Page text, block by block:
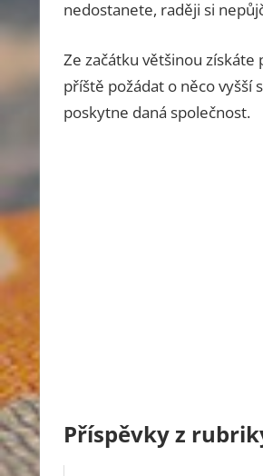
nedostanete, raději si
Ze začátku většinou získáte
příště požádat o něco vyšší
poskytne daná společnost.
Příspěvky z